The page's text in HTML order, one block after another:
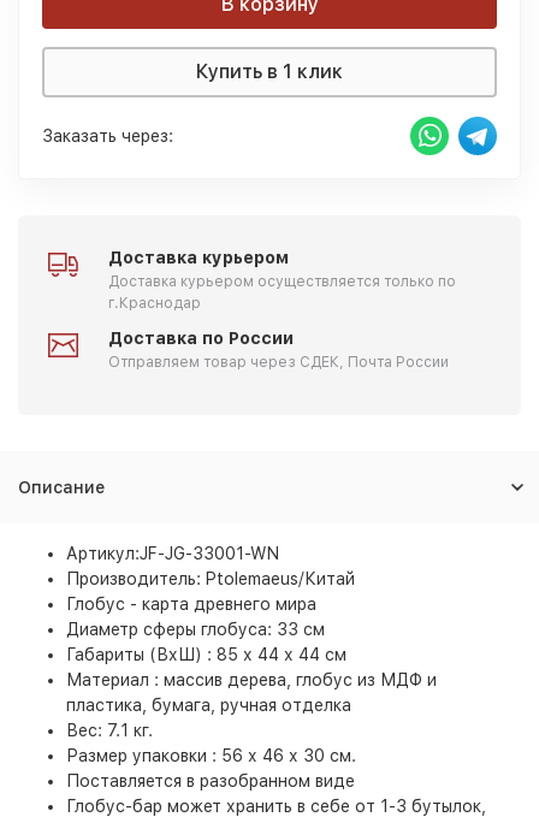
Купить в 1 клик
Заказать через:
Доставка курьером
Доставка курьером осуществляется только по
г.Краснодар
Доставка по России
Отправляем товар через СДЕК, Почта России
Описание
Артикул:JF-JG-33001-WN
Производитель: Ptolemaeus/Китай
Глобус - карта древнего мира
Диаметр сферы глобуса: 33 см
Габариты (ВхШ) : 85 х 44 х 44 см
Материал : массив дерева, глобус из МДФ и
пластика, бумага, ручная отделка
Вес: 7.1 кг.
Размер упаковки : 56 х 46 х 30 см.
Поставляется в разобранном виде
Глобус-бар может хранить в себе от 1-3 бутылок,